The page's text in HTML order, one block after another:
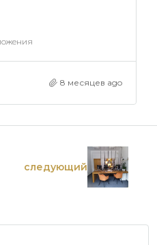
8 месяцев ago
следующий